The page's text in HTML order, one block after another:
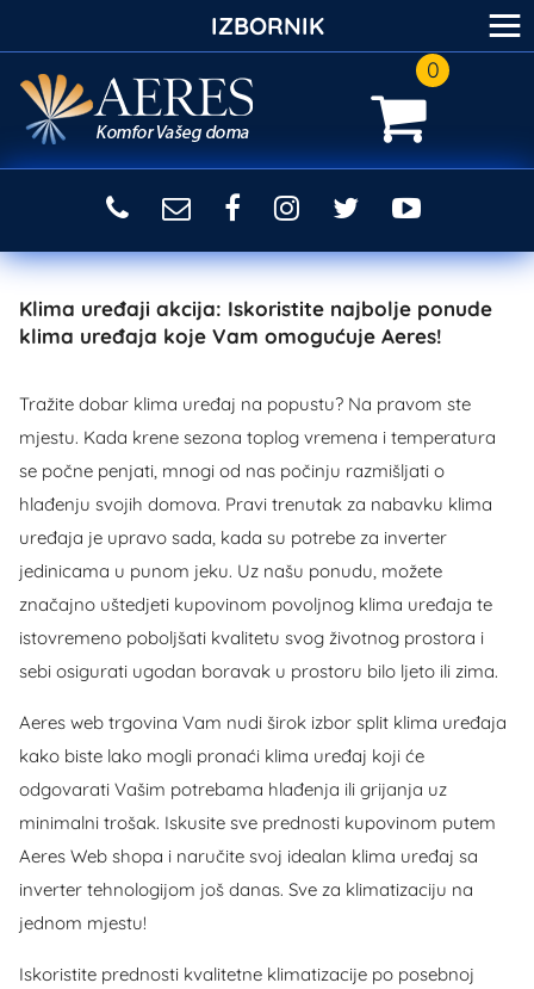
0
Klima uređaji akcija: Iskoristite najbolje ponude
klima uređaja koje Vam omogućuje Aeres!
Tražite dobar klima uređaj na popustu? Na pravom ste
mjestu. Kada krene sezona toplog vremena i temperatura
se počne penjati, mnogi od nas počinju razmišljati o
hlađenju svojih domova. Pravi trenutak za nabavku klima
uređaja je upravo sada, kada su potrebe za inverter
jedinicama u punom jeku. Uz našu ponudu, možete
značajno uštedjeti kupovinom povoljnog klima uređaja te
istovremeno poboljšati kvalitetu svog životnog prostora i
sebi osigurati ugodan boravak u prostoru bilo ljeto ili zima.
Aeres web trgovina Vam nudi širok izbor split klima uređaja
kako biste lako mogli pronaći klima uređaj koji će
odgovarati Vašim potrebama hlađenja ili grijanja uz
minimalni trošak. Iskusite sve prednosti kupovinom putem
Aeres Web shopa i naručite svoj idealan klima uređaj sa
inverter tehnologijom još danas. Sve za klimatizaciju na
jednom mjestu!
Iskoristite prednosti kvalitetne klimatizacije po posebnoj
IZBORNIK ≡